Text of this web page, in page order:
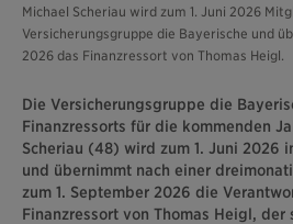
Michael Scheriau wird zum 1. Juni 2026
Versicherungsgruppe die Bayerische und
2026 das Finanzressort von Thomas Heigl.
Die Versicherungsgruppe die
Finanzressorts für die kommenden
Scheriau (48) wird zum 1. Juni 2026
und übernimmt nach einer
zum 1. September 2026 die
Finanzressort von Thomas Heigl,